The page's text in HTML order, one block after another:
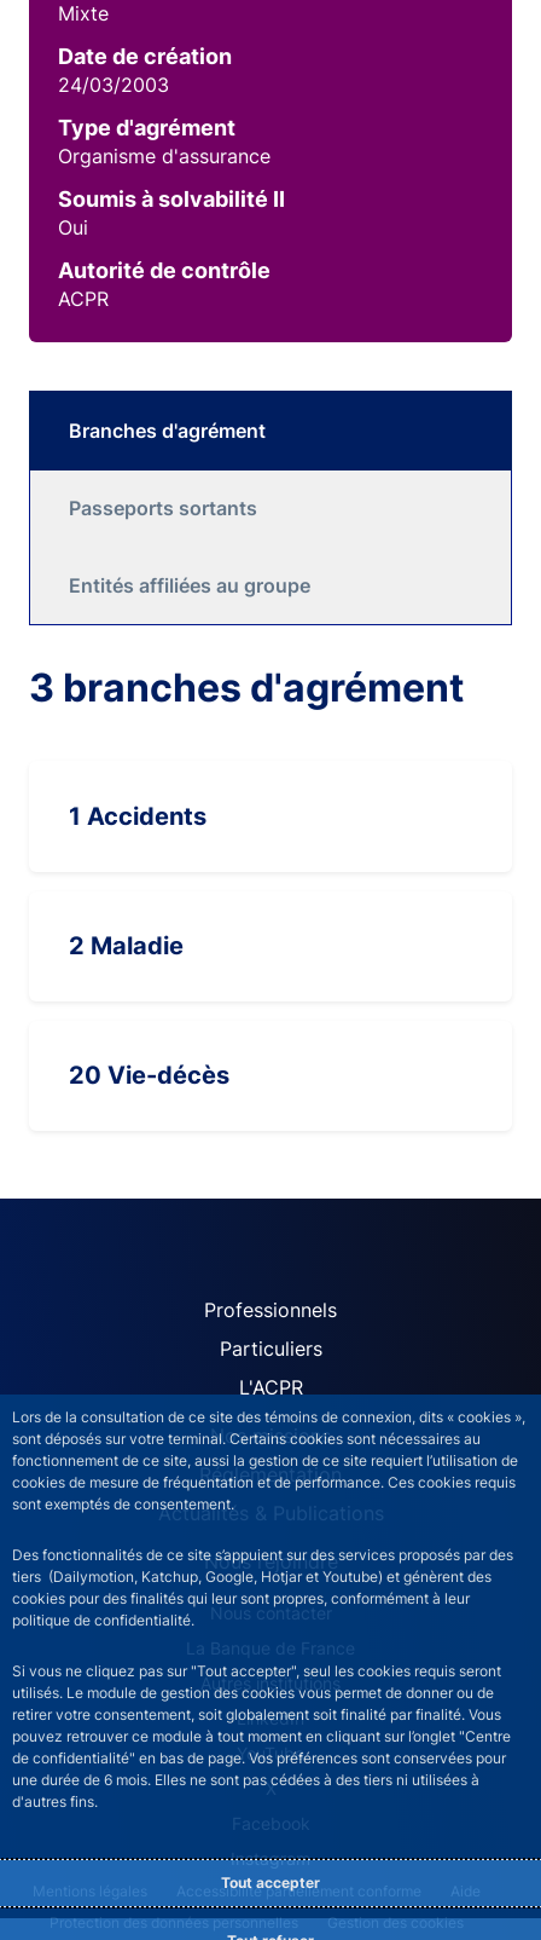
Lors de la consultation de ce site des témoins de connexion, dits « cookies »,
sont déposés sur votre terminal. Certains cookies sont nécessaires au
fonctionnement de ce site, aussi la gestion de ce site requiert l’utilisation de
cookies de mesure de fréquentation et de performance. Ces cookies requis
sont exemptés de consentement.
Des fonctionnalités de ce site s’appuient sur des services proposés par des
tiers (Dailymotion, Katchup, Google, Hotjar et Youtube) et génèrent des
cookies pour des finalités qui leur sont propres, conformément à leur
politique de confidentialité.
Si vous ne cliquez pas sur "Tout accepter", seul les cookies requis seront
utilisés. Le module de gestion des cookies vous permet de donner ou de
retirer votre consentement, soit globalement soit finalité par finalité. Vous
pouvez retrouver ce module à tout moment en cliquant sur l’onglet "Centre
de confidentialité" en bas de page. Vos préférences sont conservées pour
une durée de 6 mois. Elles ne sont pas cédées à des tiers ni utilisées à
d'autres fins.
Tout accepter
Mixte
Date de création
24/03/2003
Type d'agrément
Organisme d'assurance
Soumis à solvabilité II
Oui
Autorité de contrôle
ACPR
Branches d'agrément
Passeports sortants
Entités affiliées au groupe
3 branches d'agrément
1 Accidents
2 Maladie
20 Vie-décès
ACPR site navigation
Professionnels
Particuliers
L'ACPR
Nos missions
Réglementation
Actualités & Publications
Nous rejoindre
ACPR footer secondary menu (French)
Nous contacter
La Banque de France
Autres institutions
LinkedIn
YouTube
X
Facebook
Instagram
ACPR footer legal notice menu
Mentions légales Accessibilité partiellement conforme
Aide
Protection des données personnelles
Gestion des cookies